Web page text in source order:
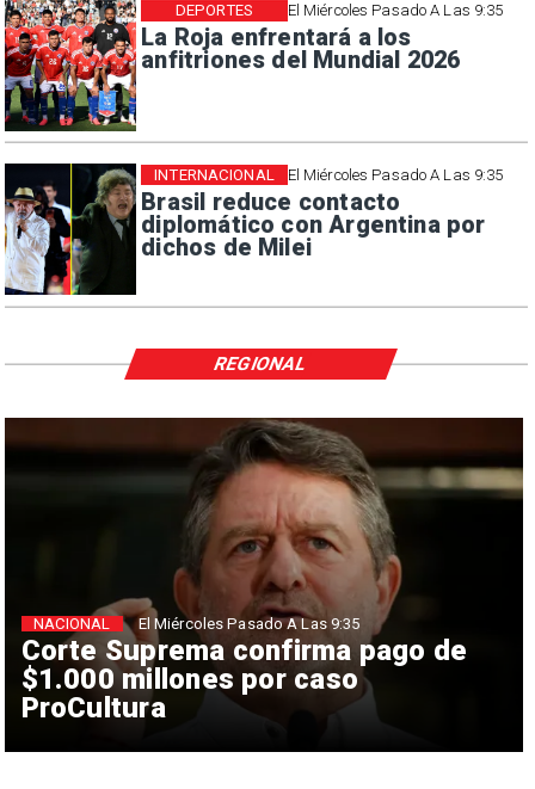
El Miércoles Pasado A Las 9:35
La Roja enfrentará a los
anfitriones del Mundial 2026
DEPORTES
El Miércoles Pasado A Las 9:35
Brasil reduce contacto
diplomático con Argentina por
dichos de Milei
INTERNACIONAL
Corte Suprema confirma pago de
$1.000 millones por caso
ProCultura
NACIONAL El Miércoles Pasado A Las 9:35
REGIONAL